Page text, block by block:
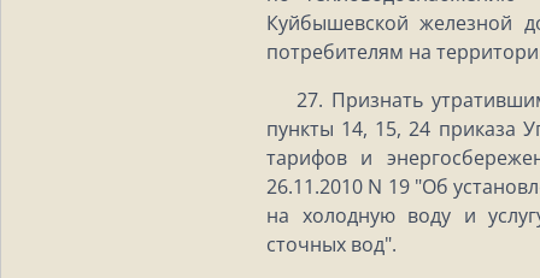
Куйбышевской железной
потребителям на
27. Признать
пункты 14, 15, 24 приказа
тарифов и
26.11.2010 N 19 "Об
на холодную воду и
сточных вод".